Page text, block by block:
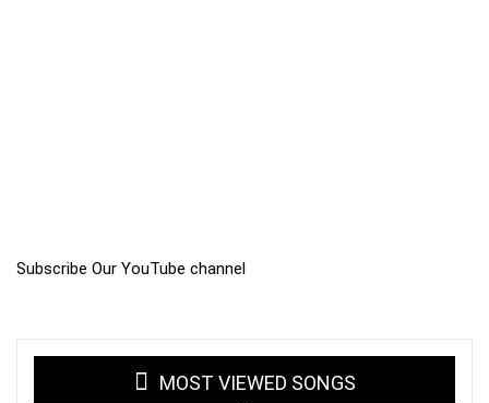
Subscribe Our YouTube channel
MOST VIEWED SONGS